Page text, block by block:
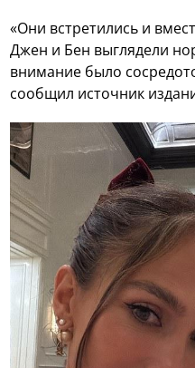
«Они встретились и
Джен и Бен выглядели
внимание было
сообщил источник